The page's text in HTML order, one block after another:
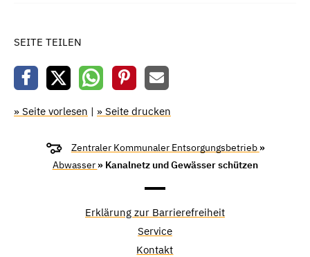
SEITE TEILEN
» Seite vorlesen | » Seite drucken
Zentraler Kommunaler Entsorgungsbetrieb »
Abwasser » Kanalnetz und Gewässer schützen
Erklärung zur Barrierefreiheit
Service
Kontakt